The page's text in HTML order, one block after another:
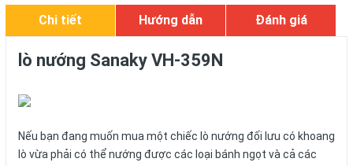
Chi tiết Hướng dẫn Đánh giá
lò nướng Sanaky VH-359N
Nếu bạn đang muốn mua một chiếc lò nướng đối lưu có khoang
lò vừa phải có thể nướng được các loại bánh ngọt và cả các